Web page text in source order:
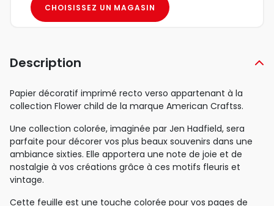
CHOISISSEZ UN MAGASIN
Description
Papier décoratif imprimé recto verso appartenant à la
collection Flower child de la marque American Craftss.
Une collection colorée, imaginée par Jen Hadfield, sera
parfaite pour décorer vos plus beaux souvenirs dans une
ambiance sixties. Elle apportera une note de joie et de
nostalgie à vos créations grâce à ces motifs fleuris et
vintage.
Cette feuille est une touche colorée pour vos pages de